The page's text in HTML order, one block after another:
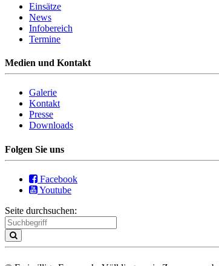
Einsätze
News
Infobereich
Termine
Medien und Kontakt
Galerie
Kontakt
Presse
Downloads
Folgen Sie uns
Facebook
Youtube
Seite durchsuchen: